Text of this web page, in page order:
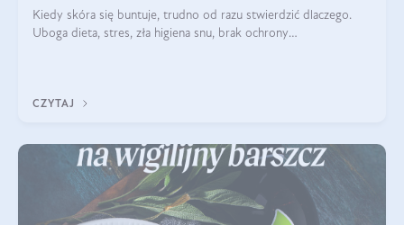
Kiedy skóra się buntuje, trudno od razu stwierdzić dlaczego.
Uboga dieta, stres, zła higiena snu, brak ochrony
CZYTAJ